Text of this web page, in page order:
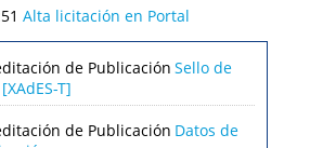
Alta licitación en Portal
de Publicación Sello de
T]
de Publicación Datos de